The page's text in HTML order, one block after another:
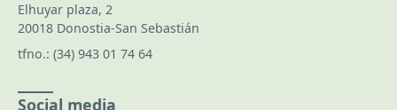
Elhuyar plaza, 2
20018 Donostia-San Sebastián
tfno.: (34) 943 01 74 64
Social media